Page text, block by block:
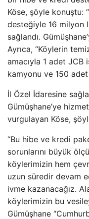
Köse, şöyle konuştu:
desteğiyle 16 milyon
sağlandı.
Ayrıca, “Köylerin
amacıyla 1 adet JCB
kamyonu ve 150 adet
İl Özel İdaresine
Gümüşhane’ye
vurgulayan Köse,
“Bu hibe ve kredi
sorunlarını büyük
köylerimizin hem
uzun süredir devam
ivme kazanacağız.
köylerimizin bu
Gümüşhane